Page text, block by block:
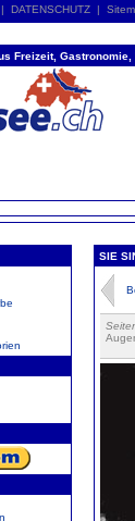
| DATENSCHUTZ |
Freizeit,
SIE